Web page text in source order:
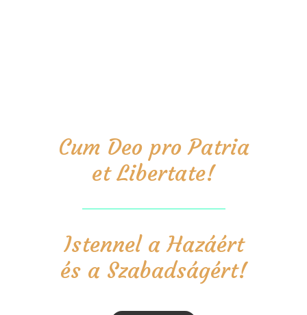
Cum Deo pro Patria
et Libertate!
Istennel a Hazáért
és a Szabadságért!